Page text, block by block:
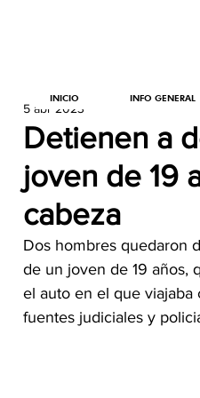
Detienen a
joven de 19
cabeza
5 abr 2023
Dos hombres quedaron
de un joven de 19 años,
el auto en el que
fuentes judiciales y
INICIO INFO GENERAL